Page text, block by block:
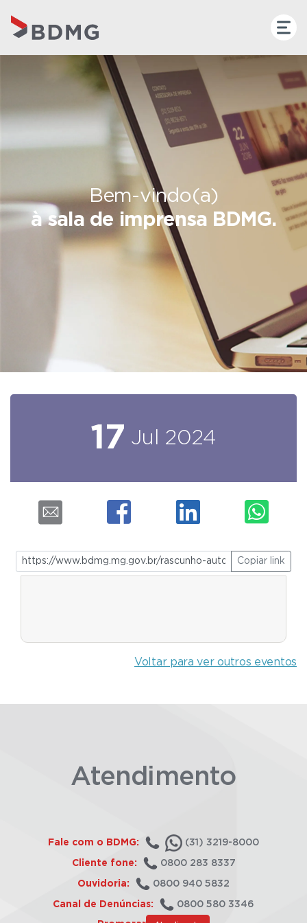
Bem-vindo(a)
à sala de imprensa BDMG.
17 Jul 2024
Copiar link
Voltar para ver outros eventos
Atendimento
Fale com o BDMG: (31) 3219-8000
Cliente fone: 0800 283 8337
Ouvidoria: 0800 940 5832
Canal de Denúncias: 0800 580 3346